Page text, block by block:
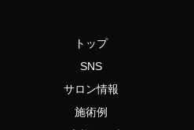
トップ
SNS
サロン情報
施術例